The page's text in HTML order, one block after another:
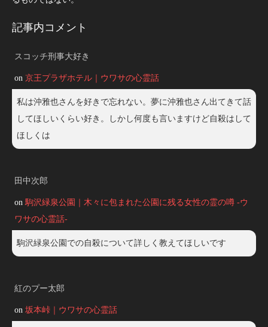
記事内コメント
スコッチ刑事大好き
on 京王プラザホテル｜ウワサの心霊話
私は沖雅也さんを好きで忘れない。夢に沖雅也さん出てきて話
してほしいくらい好き。しかし何度も言いますけど自殺はして
ほしくは
田中次郎
on駒沢緑泉公園｜木々に包まれた公園に残る女性の霊の噂 -ウ
ワサの心霊話-
駒沢緑泉公園での自殺について詳しく教えてほしいです
紅のプー太郎
on 坂本峠｜ウワサの心霊話